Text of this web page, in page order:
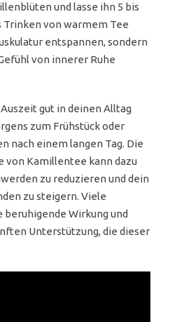
und lasse ihn 5 bis
Trinken von warmem Tee
entspannen, sondern
von innerer Ruhe
gut in deinen Alltag
zum Frühstück oder
nach einem langen Tag. Die
von Kamillentee kann dazu
zu reduzieren und dein
zu steigern. Viele
beruhigende Wirkung und
Unterstützung, die dieser